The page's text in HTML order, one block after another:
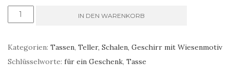
einmalig
IN DEN WARENKORB
Kategorien: Tassen, Teller, Schalen, Geschirr mit Wiesenmotiv
Schlüsselworte: für ein Geschenk, Tasse